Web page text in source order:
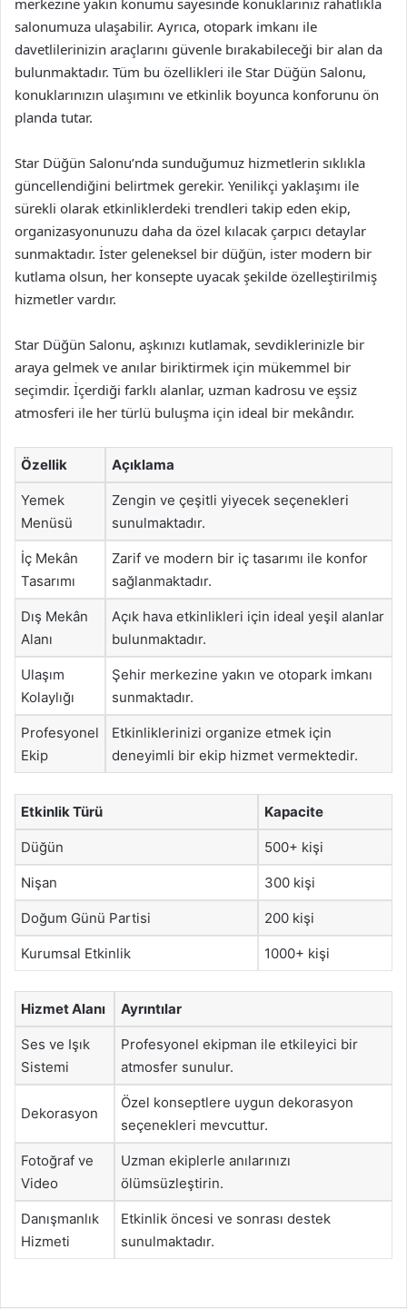
merkezine yakın konumu sayesinde konuklarınız rahatlıkla
salonumuza ulaşabilir. Ayrıca, otopark imkanı ile
davetlilerinizin araçlarını güvenle bırakabileceği bir alan da
bulunmaktadır. Tüm bu özellikleri ile Star Düğün Salonu,
konuklarınızın ulaşımını ve etkinlik boyunca konforunu ön
planda tutar.
Star Düğün Salonu’nda sunduğumuz hizmetlerin sıklıkla
güncellendiğini belirtmek gerekir. Yenilikçi yaklaşımı ile
sürekli olarak etkinliklerdeki trendleri takip eden ekip,
organizasyonunuzu daha da özel kılacak çarpıcı detaylar
sunmaktadır. İster geleneksel bir düğün, ister modern bir
kutlama olsun, her konsepte uyacak şekilde özelleştirilmiş
hizmetler vardır.
Star Düğün Salonu, aşkınızı kutlamak, sevdiklerinizle bir
araya gelmek ve anılar biriktirmek için mükemmel bir
seçimdir. İçerdiği farklı alanlar, uzman kadrosu ve eşsiz
atmosferi ile her türlü buluşma için ideal bir mekândır.
Özellik Açıklama
Yemek
Menüsü
Zengin ve çeşitli yiyecek seçenekleri
sunulmaktadır.
İç Mekân
Tasarımı
Zarif ve modern bir iç tasarımı ile konfor
sağlanmaktadır.
Dış Mekân
Alanı
Açık hava etkinlikleri için ideal yeşil alanlar
bulunmaktadır.
Ulaşım
Kolaylığı
Şehir merkezine yakın ve otopark imkanı
sunmaktadır.
Profesyonel
Ekip
Etkinliklerinizi organize etmek için
deneyimli bir ekip hizmet vermektedir.
Etkinlik Türü Kapacite
Düğün 500+ kişi
Nişan 300 kişi
Doğum Günü Partisi 200 kişi
Kurumsal Etkinlik 1000+ kişi
Hizmet Alanı Ayrıntılar
Ses ve Işık
Sistemi
Profesyonel ekipman ile etkileyici bir
atmosfer sunulur.
Dekorasyon
Özel konseptlere uygun dekorasyon
seçenekleri mevcuttur.
Fotoğraf ve
Video
Uzman ekiplerle anılarınızı
ölümsüzleştirin.
Danışmanlık
Hizmeti
Etkinlik öncesi ve sonrası destek
sunulmaktadır.